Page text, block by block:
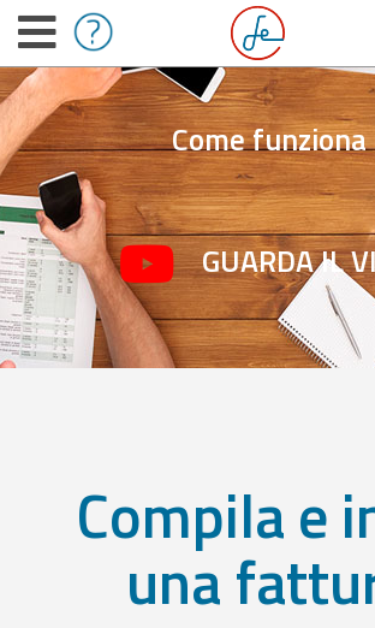
Come funziona
GUARDA IL
Compila e
una